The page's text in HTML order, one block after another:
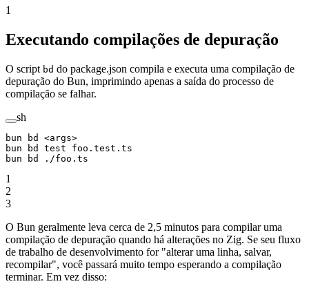
1
Executando compilações de depuração
O script bd do package.json compila e executa uma compilação de
depuração do Bun, imprimindo apenas a saída do processo de
compilação se falhar.
sh
bun bd <args>
bun bd test foo.test.ts
bun bd ./foo.ts
1
2
3
O Bun geralmente leva cerca de 2,5 minutos para compilar uma
compilação de depuração quando há alterações no Zig. Se seu fluxo
de trabalho de desenvolvimento for "alterar uma linha, salvar,
recompilar", você passará muito tempo esperando a compilação
terminar. Em vez disso: